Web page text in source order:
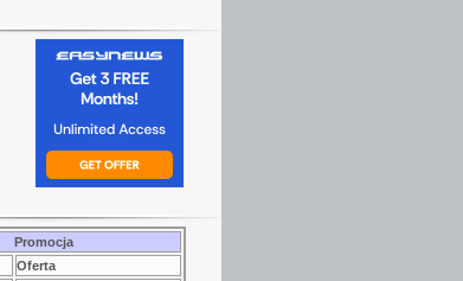
Promocja
Oferta